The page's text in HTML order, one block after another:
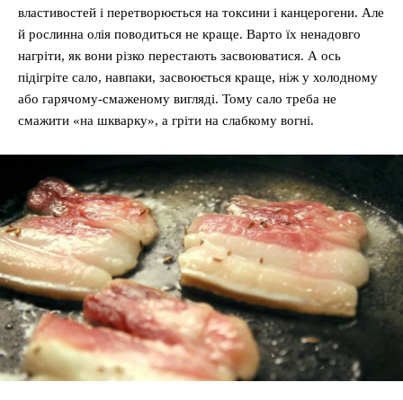
властивостей і перетворюється на токсини і канцерогени. Але
й рослинна олія поводиться не краще. Варто їх ненадовго
нагріти, як вони різко перестають засвоюватися. А ось
підігріте сало, навпаки, засвоюється краще, ніж у холодному
або гарячому-смаженому вигляді. Тому сало треба не
смажити «на шкварку», а гріти на слабкому вогні.